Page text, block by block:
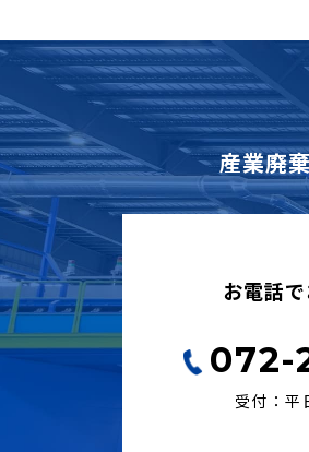
産業廃
お電話
072-
受付：